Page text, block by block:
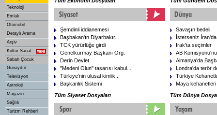
Teknoloji
Emlak
Otomobil
Detaylı Arama
Arşiv
Kültür Sanat
Sabah Çocuk
Günaydın
Televizyon
Astroloji
Magazin
Sağlık
Turizm Rehberi
Şemdinli iddianemesi
Başbakan'ın Diyarbakır...
TCK yürürlüğe girdi
Genelkurmay Başkanı Org.
Derin Devlet
"Medeni Olun" tasarısı kabul...
Türkiye'nin ulusal kimlik...
Başkanlık Sistemi
Tüm Siyaset Dosyaları
Savaşın bedeli
İsterseniz İran'da
Irak'ta seçimler
AB
Almanya'da
Londra'da terör
Türkiye
Maya kehanetleri
Tüm Dünya